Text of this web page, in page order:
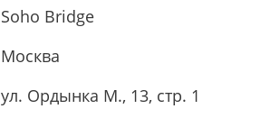
Soho Bridge
Москва
ул. Ордынка М., 13, стр. 1